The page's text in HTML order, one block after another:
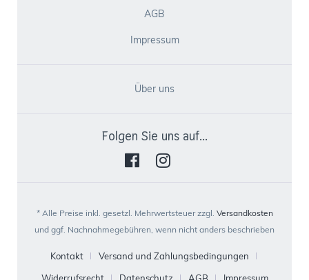
AGB
Impressum
Über uns
Folgen Sie uns auf...
* Alle Preise inkl. gesetzl. Mehrwertsteuer zzgl. Versandkosten
und ggf. Nachnahmegebühren, wenn nicht anders beschrieben
Kontakt
Versand und Zahlungsbedingungen